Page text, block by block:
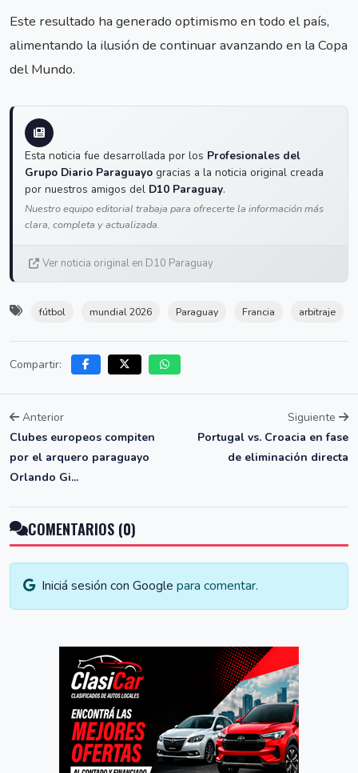
Este resultado ha generado optimismo en todo el país,
alimentando la ilusión de continuar avanzando en la Copa
del Mundo.
Esta noticia fue desarrollada por los Profesionales del
Grupo Diario Paraguayo gracias a la noticia original creada
por nuestros amigos del D10 Paraguay.
Nuestro equipo editorial trabaja para ofrecerte la información más
clara, completa y actualizada.
Ver noticia original en D10 Paraguay
fútbol mundial 2026 Paraguay Francia arbitraje
Compartir:
Anterior
Clubes europeos compiten
por el arquero paraguayo
Orlando Gi...
Siguiente
Portugal vs. Croacia en fase
de eliminación directa
COMENTARIOS (0)
Iniciá sesión con Google para comentar.